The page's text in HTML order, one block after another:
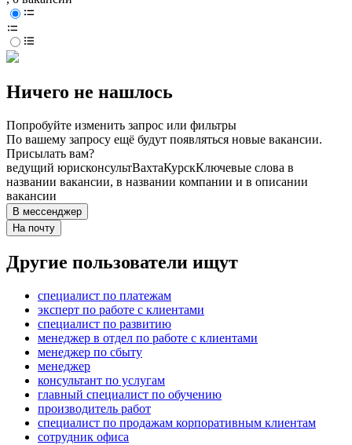
Ничего не нашлось
Попробуйте изменить запрос или фильтры
По вашему запросу ещё будут появляться новые вакансии.
Присылать вам?
ведущий юрисконсультВахтаКурскКлючевые слова в
названии вакансии, в названии компании и в описании
вакансии
В мессенджер
На почту
Другие пользователи ищут
специалист по платежам
эксперт по работе с клиентами
специалист по развитию
менеджер в отдел по работе с клиентами
менеджер по сбыту
менеджер
консультант по услугам
главный специалист по обучению
производитель работ
специалист по продажам корпоративным клиентам
сотрудник офиса